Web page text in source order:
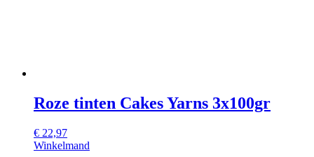
Roze tinten Cakes Yarns 3x100gr
€ 22,97
Winkelmand